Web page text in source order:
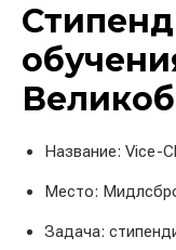
Название: Vice-
Место:
Задача: